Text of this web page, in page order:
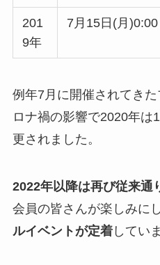
201
9年
7月15日(月
例年7月に開催されてき
ロナ禍の影響で2020年は
更されました。
2022年以降は再び従来通
会員の皆さんが楽しみに
ルイベントが定着してい